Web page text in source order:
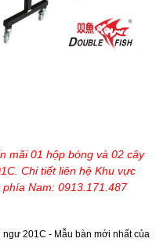
mãi 01 hộp bóng và 02 cây
Chi tiết liên hệ Khu vực
Nam: 0913.171.487
201C - Mẫu bàn mới nhất của